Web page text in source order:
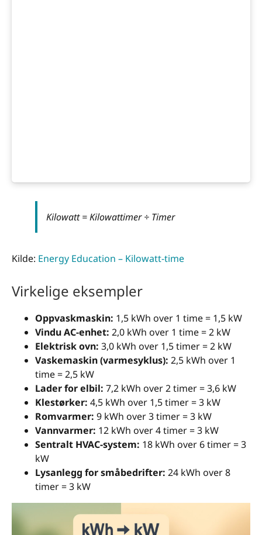
Kilowatt = Kilowattimer ÷ Timer
Kilde: Energy Education – Kilowatt-time
Virkelige eksempler
Oppvaskmaskin: 1,5 kWh over 1 time = 1,5 kW
Vindu AC-enhet: 2,0 kWh over 1 time = 2 kW
Elektrisk ovn: 3,0 kWh over 1,5 timer = 2 kW
Vaskemaskin (varmesyklus): 2,5 kWh over 1
time = 2,5 kW
Lader for elbil: 7,2 kWh over 2 timer = 3,6 kW
Klestørker: 4,5 kWh over 1,5 timer = 3 kW
Romvarmer: 9 kWh over 3 timer = 3 kW
Vannvarmer: 12 kWh over 4 timer = 3 kW
Sentralt HVAC-system: 18 kWh over 6 timer = 3
kW
Lysanlegg for småbedrifter: 24 kWh over 8
timer = 3 kW